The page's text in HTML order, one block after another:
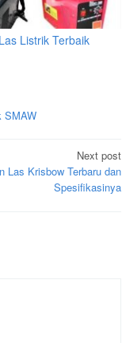
Listrik Terbaik
SMAW
Next post
Las Krisbow Terbaru dan
Spesifikasinya